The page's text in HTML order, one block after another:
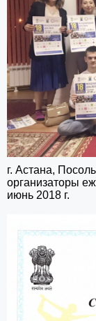
г. Астана,
организаторы
июнь 2018 г.